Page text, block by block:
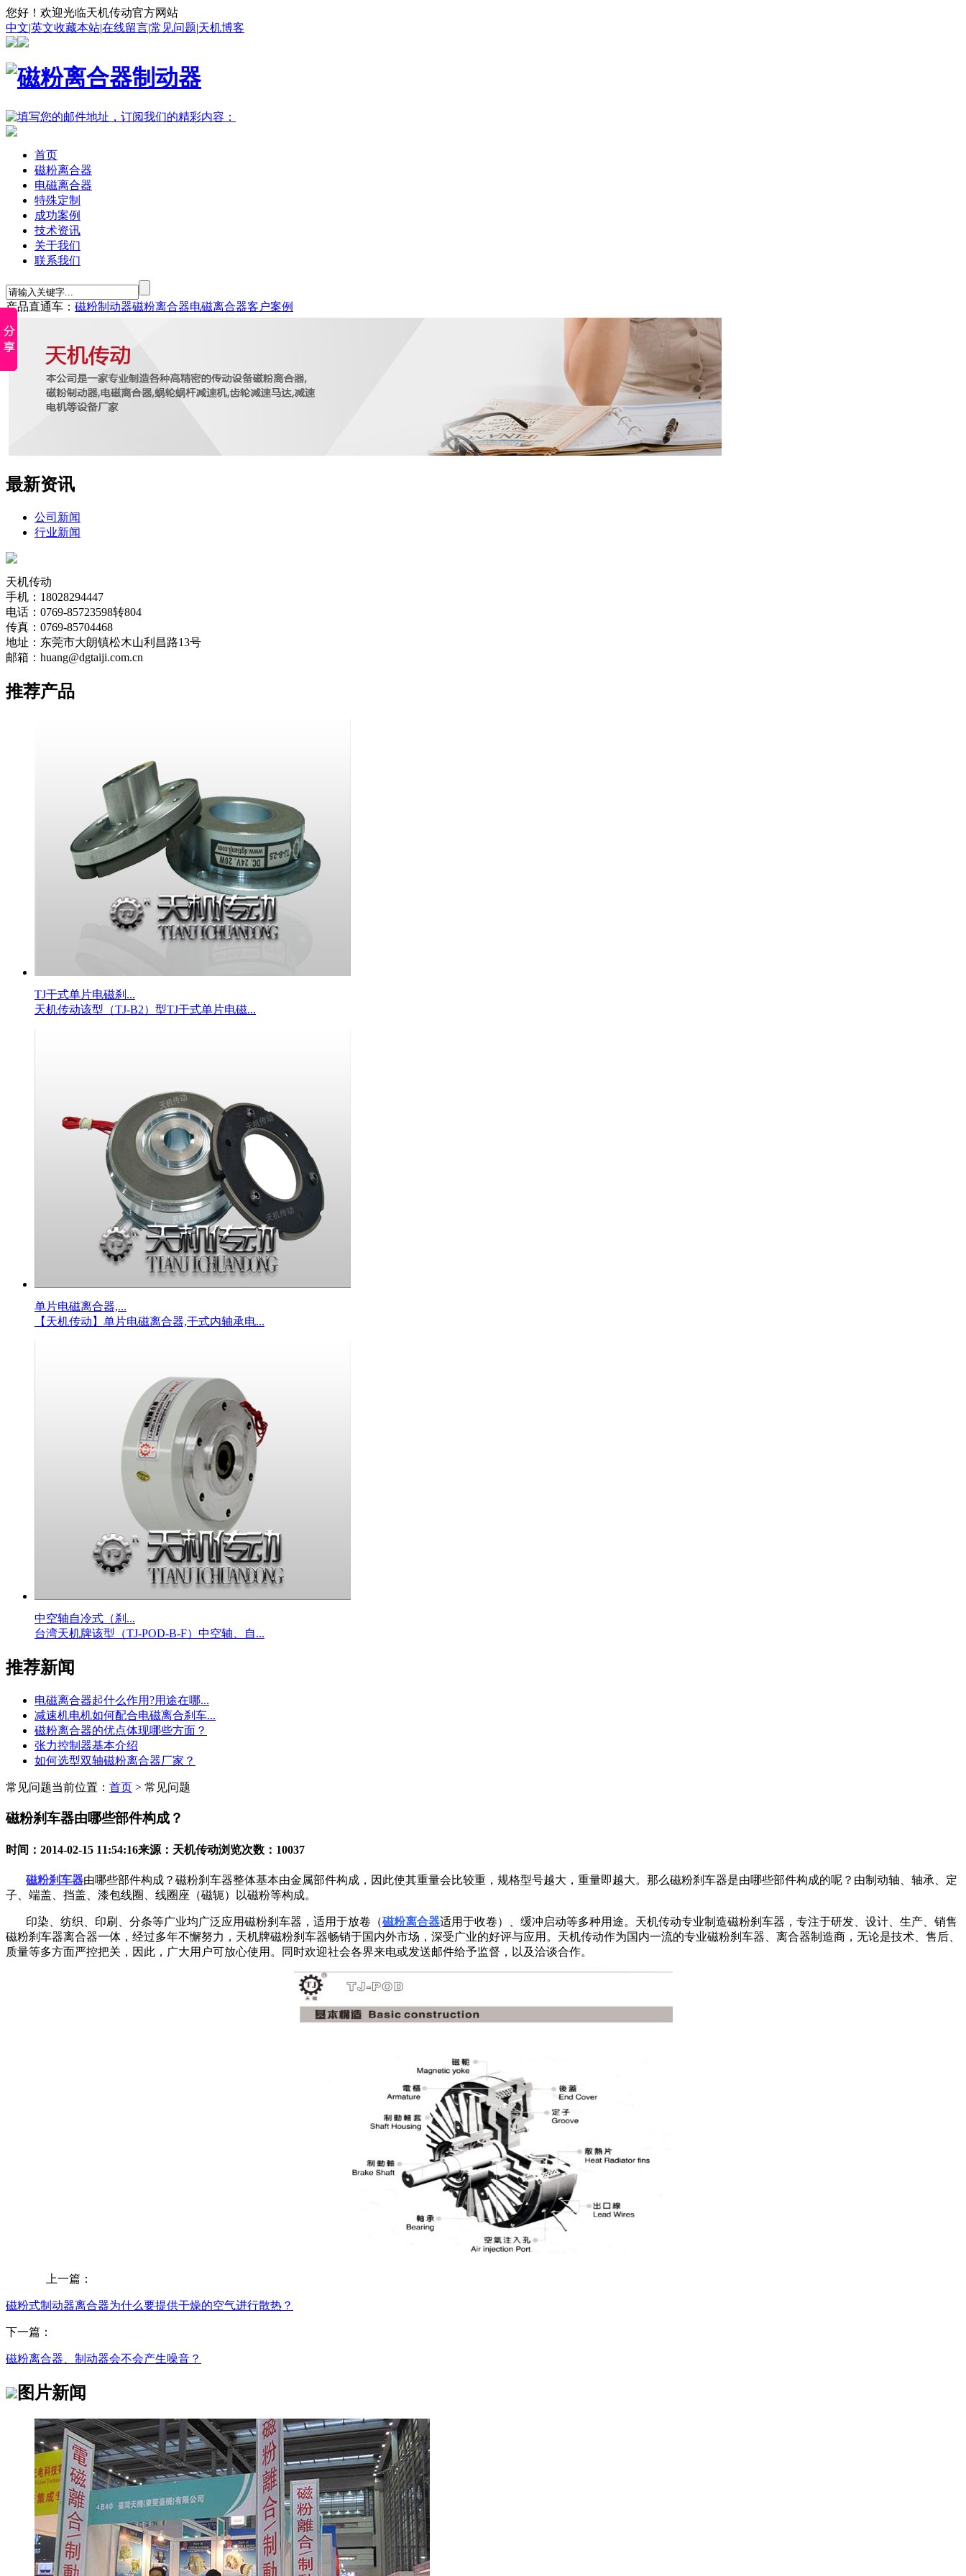
您好！欢迎光临天机传动官方网站
中文|英文收藏本站|在线留言|常见问题|天机博客
首页
磁粉离合器
电磁离合器
特殊定制
成功案例
技术资讯
关于我们
联系我们
产品直通车： 磁粉制动器磁粉离合器电磁离合器客户案例
最新资讯
公司新闻
行业新闻
天机传动
手机：18028294447
电话：0769-85723598转804
传真：0769-85704468
地址：东莞市大朗镇松木山利昌路13号
邮箱：huang@dgtaiji.com.cn
推荐产品
TJ干式单片电磁刹...
天机传动该型（TJ-B2）型TJ干式单片电磁...
单片电磁离合器,...
【天机传动】单片电磁离合器,干式内轴承电...
中空轴自冷式（刹...
台湾天机牌该型（TJ-POD-B-F）中空轴、自...
推荐新闻
电磁离合器起什么作用?用途在哪...
减速机电机如何配合电磁离合刹车...
磁粉离合器的优点体现哪些方面？
张力控制器基本介绍
如何选型双轴磁粉离合器厂家？
常见问题当前位置： 首页 > 常见问题
磁粉刹车器由哪些部件构成？
时间：2014-02-15 11:54:16来源：天机传动浏览次数：10037
磁粉刹车器由哪些部件构成？磁粉刹车器整体基本由金属部件构成，因此使其重量会比较重，规格型号越大，重量即越大。那么磁粉刹车器是由哪些部件构成的呢？由制动轴、轴承、定
子、端盖、挡盖、漆包线圈、线圈座（磁轭）以磁粉等构成。
印染、纺织、印刷、分条等广业均广泛应用磁粉刹车器，适用于放卷（磁粉离合器适用于收卷）、缓冲启动等多种用途。天机传动专业制造磁粉刹车器，专注于研发、设计、生产、销售
磁粉刹车器离合器一体，经过多年不懈努力，天机牌磁粉刹车器畅销于国内外市场，深受广业的好评与应用。天机传动作为国内一流的专业磁粉刹车器、离合器制造商，无论是技术、售后、
质量等多方面严控把关，因此，广大用户可放心使用。同时欢迎社会各界来电或发送邮件给予监督，以及洽谈合作。
上一篇：
磁粉式制动器离合器为什么要提供干燥的空气进行散热？
下一篇：
磁粉离合器、制动器会不会产生噪音？
图片新闻